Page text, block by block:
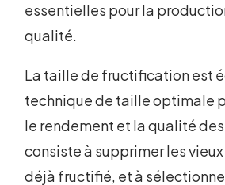
essentielles pour la
qualité.
La taille de fructification est
technique de taille optimale
le rendement et la qualité
consiste à supprimer les
déjà fructifié, et à